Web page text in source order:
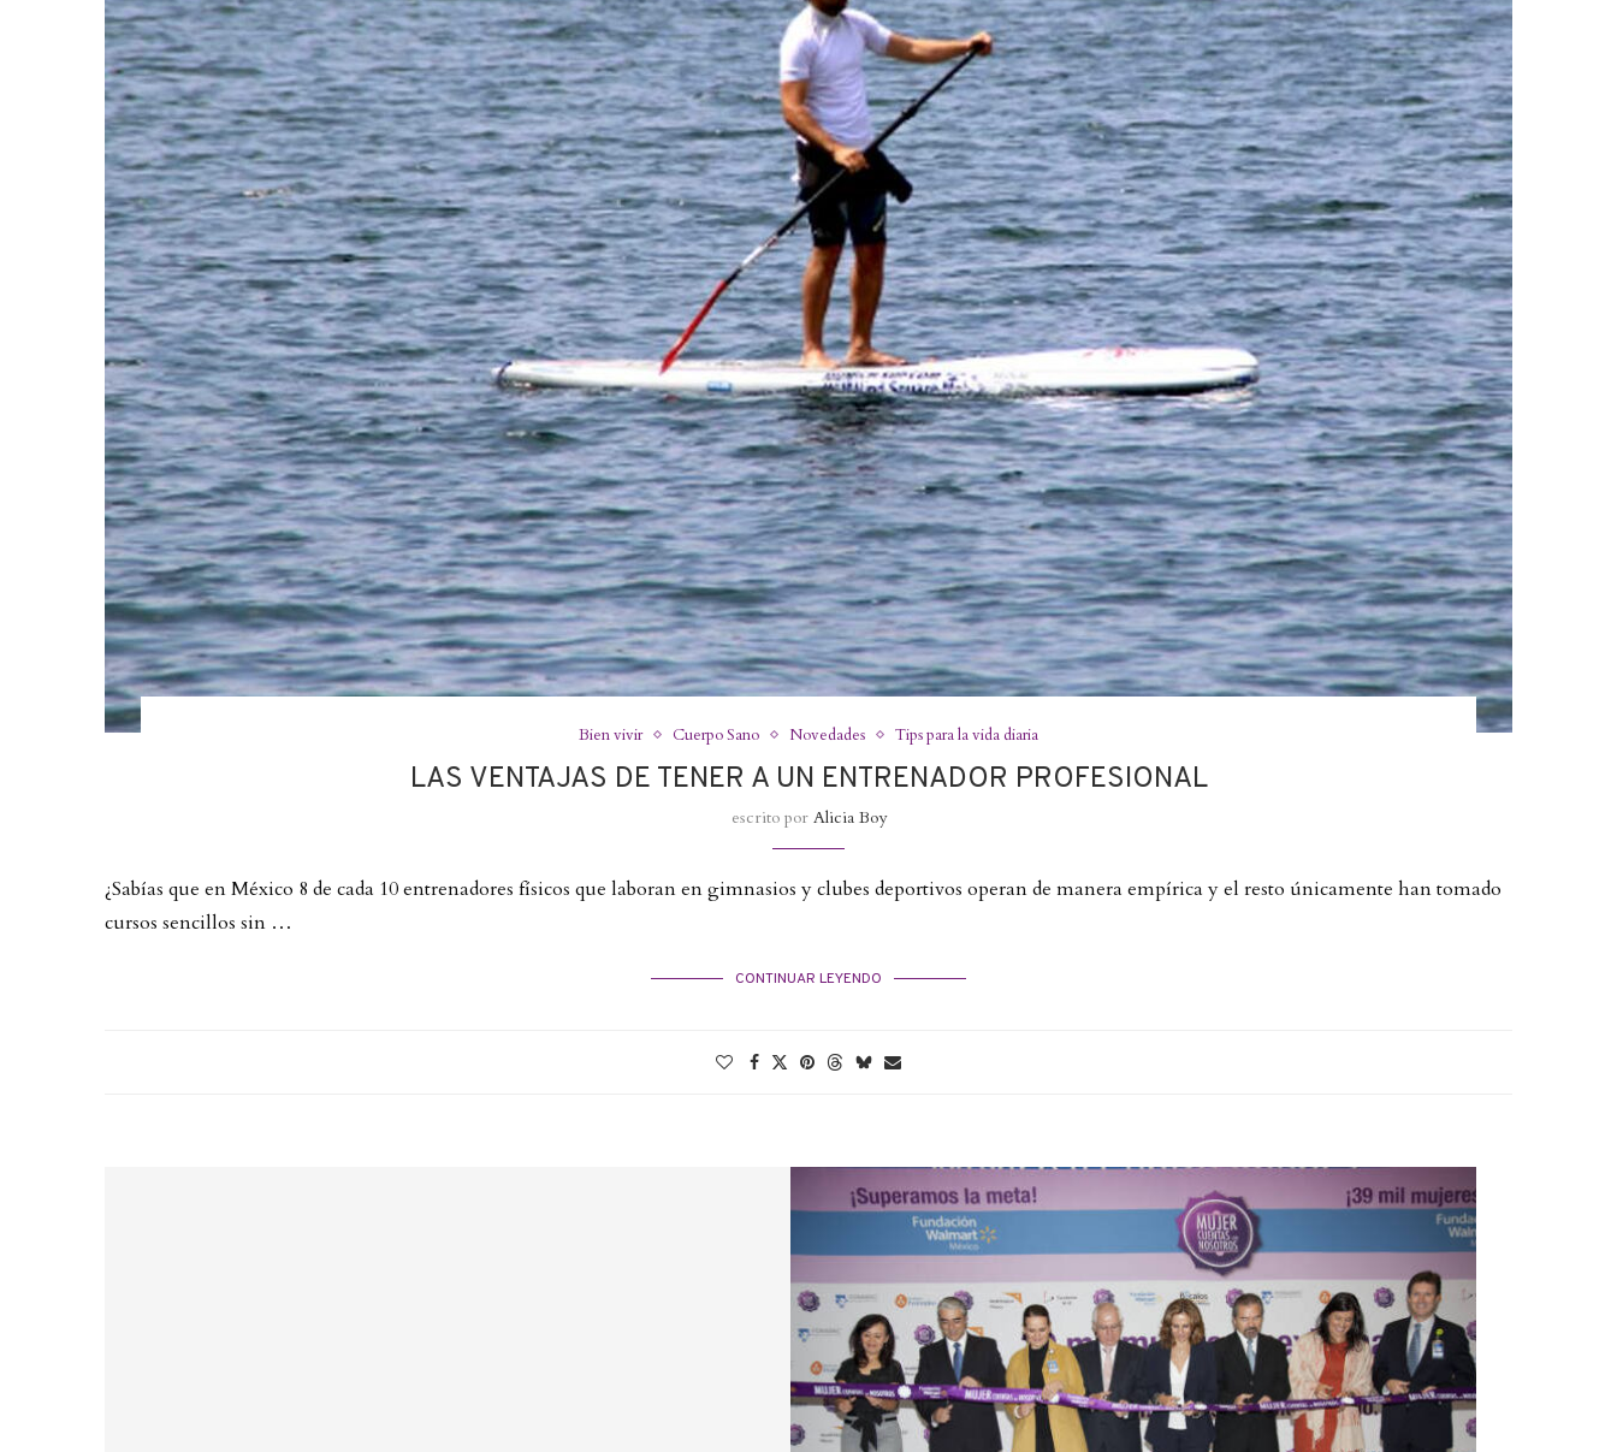
Bien vivir Cuerpo Sano Novedades Tips para la vida diaria
LAS VENTAJAS DE TENER A UN ENTRENADOR PROFESIONAL
escrito por Alicia Boy
¿Sabías que en México 8 de cada 10 entrenadores físicos que laboran en gimnasios y clubes deportivos operan de manera empírica y el resto únicamente han tomado
cursos sencillos sin …
CONTINUAR LEYENDO